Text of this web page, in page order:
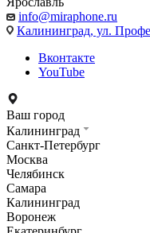
info@miraphone.ru
Калининград, ул.
Вконтакте
YouTube
Ваш город
Калининград
Санкт-Петербург
Москва
Челябинск
Самара
Калининград
Воронеж